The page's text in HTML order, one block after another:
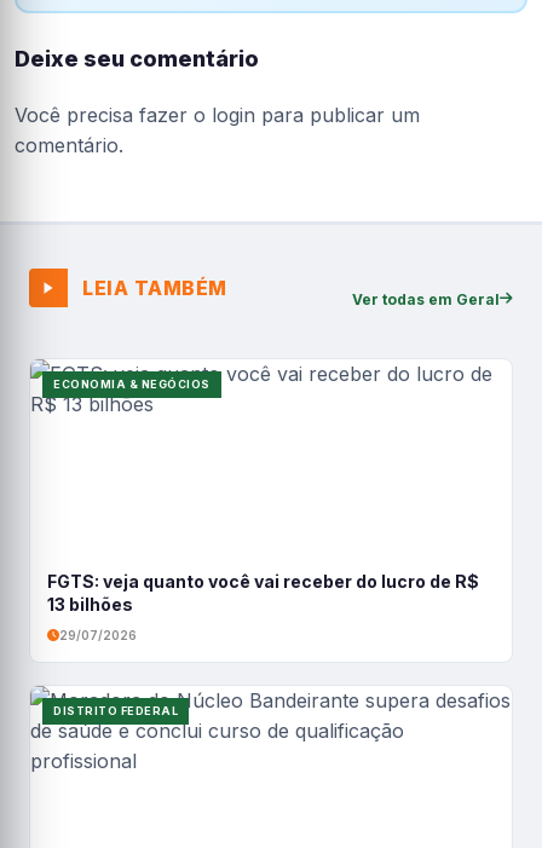
Deixe seu comentário
Você precisa fazer o login para publicar um
comentário.
LEIA TAMBÉM Ver todas em Geral
ECONOMIA & NEGÓCIOS
FGTS: veja quanto você vai receber do lucro de R$
13 bilhões
29/07/2026
DISTRITO FEDERAL